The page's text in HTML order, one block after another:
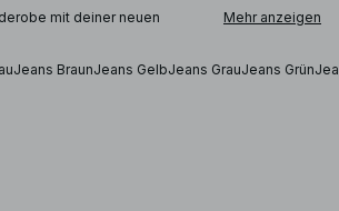
mit deiner neuen
mit einer Retro-Mom-Jeans
Mehr anzeigen
Jeans BraunJeans GelbJeans GrauJeans Grün